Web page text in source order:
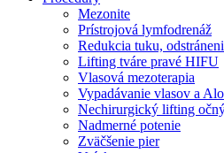
Mezonite
Prístrojová lymfodrenáž
Redukcia tuku,
Lifting tváre pravé HIFU
Vlasová mezoterapia
Vypadávanie vlasov a
Nechirurgický lifting
Nadmerné potenie
Zväčšenie pier